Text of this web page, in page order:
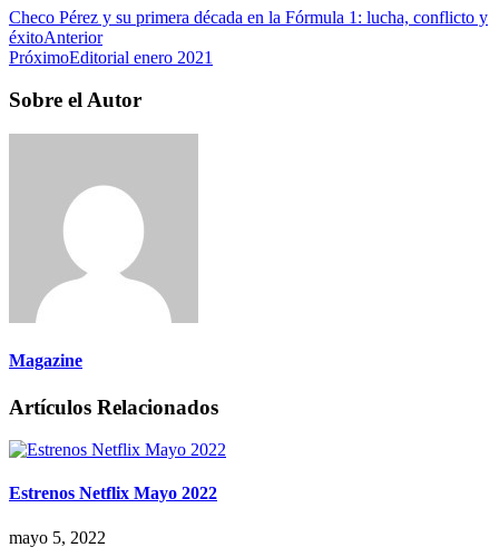
Checo Pérez y su primera década en la Fórmula 1: lucha, conflicto y
éxitoAnterior
PróximoEditorial enero 2021
Sobre el Autor
Magazine
Artículos Relacionados
Estrenos Netflix Mayo 2022
mayo 5, 2022